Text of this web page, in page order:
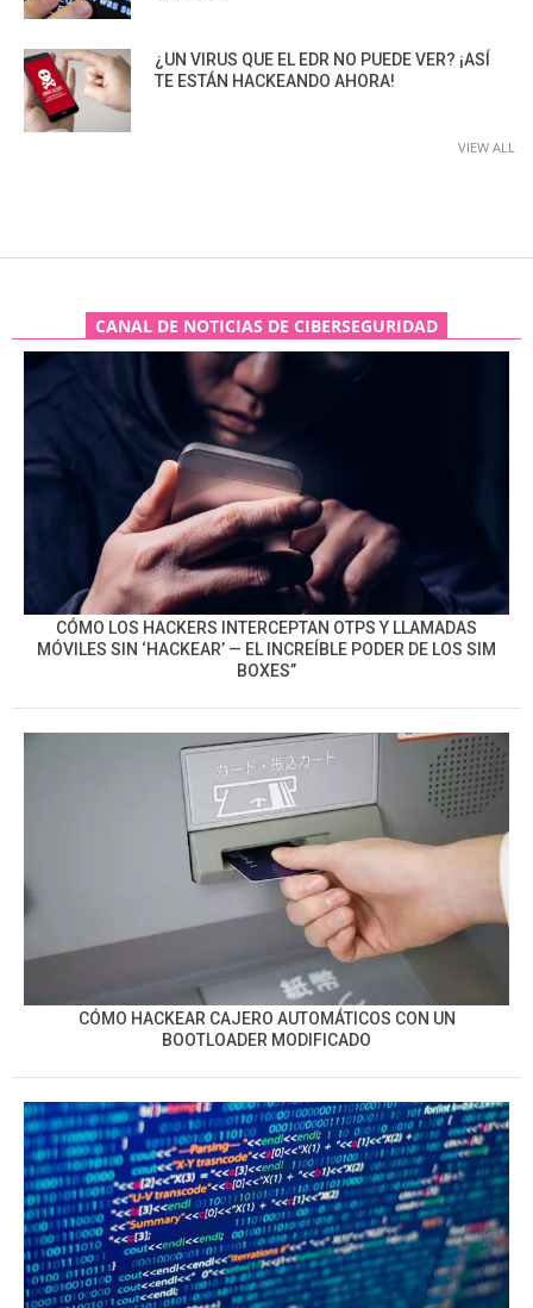
¿UN VIRUS QUE EL EDR NO PUEDE VER? ¡ASÍ
TE ESTÁN HACKEANDO AHORA!
VIEW ALL
CANAL DE NOTICIAS DE CIBERSEGURIDAD
CÓMO LOS HACKERS INTERCEPTAN OTPS Y LLAMADAS
MÓVILES SIN ‘HACKEAR’ — EL INCREÍBLE PODER DE LOS SIM
BOXES”
CÓMO HACKEAR CAJERO AUTOMÁTICOS CON UN
BOOTLOADER MODIFICADO